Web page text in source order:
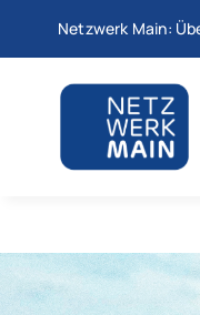
Netzwerk Main: